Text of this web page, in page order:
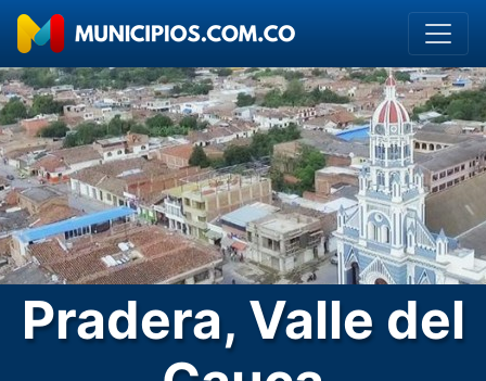
Pradera, Valle del